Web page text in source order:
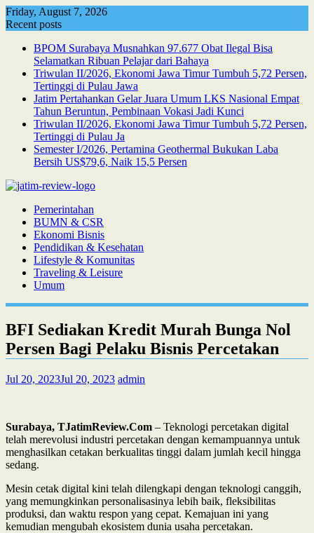
Skip
to
Friday, August 7, 2026
Recent posts
BPOM Surabaya Musnahkan 97.677 Obat Ilegal Bisa
Selamatkan Ribuan Pelajar dari Bahaya
Triwulan II/2026, Ekonomi Jawa Timur Tumbuh 5,72 Persen,
Tertinggi di Pulau Jawa
Jatim Pertahankan Gelar Juara Umum LKS Nasional Empat
Tahun Beruntun, Pembinaan Vokasi Jadi Kunci
Triwulan II/2026, Ekonomi Jawa Timur Tumbuh 5,72 Persen,
Tertinggi di Pulau Ja
Semester I/2026, Pertamina Geothermal Bukukan Laba
Bersih US$79,6, Naik 15,5 Persen
Pemerintahan
BUMN & CSR
Ekonomi Bisnis
Pendidikan & Kesehatan
Lifestyle & Komunitas
Traveling & Leisure
Umum
BFI Sediakan Kredit Murah Bunga Nol
Persen Bagi Pelaku Bisnis Percetakan
Jul 20, 2023Jul 20, 2023 admin
Surabaya, TJatimReview.Com – Teknologi percetakan digital
telah merevolusi industri percetakan dengan kemampuannya untuk
menghasilkan cetakan berkualitas tinggi dalam jumlah kecil hingga
sedang.
Mesin cetak digital kini telah dilengkapi dengan teknologi canggih,
yang memungkinkan personalisasinya lebih baik, fleksibilitas
produksi, dan waktu respon yang cepat. Kemajuan ini yang
kemudian mengubah ekosistem dunia usaha percetakan.